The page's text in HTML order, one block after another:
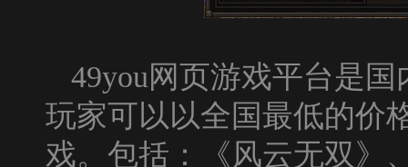
49you网页游戏平台是
玩家可以以全国最低的价
戏。包括：《风云无双》